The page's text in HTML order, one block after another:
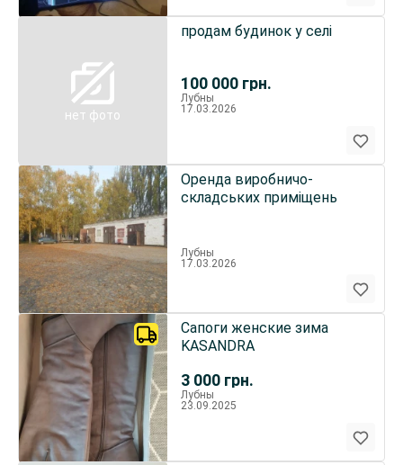
нет фото
100 000 грн.
продам будинок у селі
Лубны
17.03.2026
Оренда виробничо-
складських приміщень
Лубны
17.03.2026
3 000 грн.
Сапоги женские зима
KASANDRA
Лубны
23.09.2025